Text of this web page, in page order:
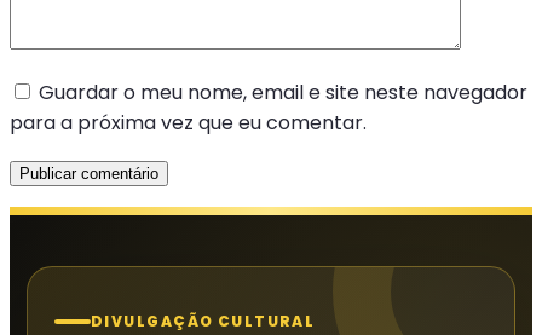
Guardar o meu nome, email e site neste navegador
para a próxima vez que eu comentar.
DIVULGAÇÃO CULTURAL